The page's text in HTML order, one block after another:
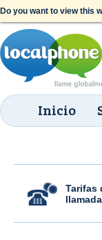
Do you want to view this
Inicio
Tarifas